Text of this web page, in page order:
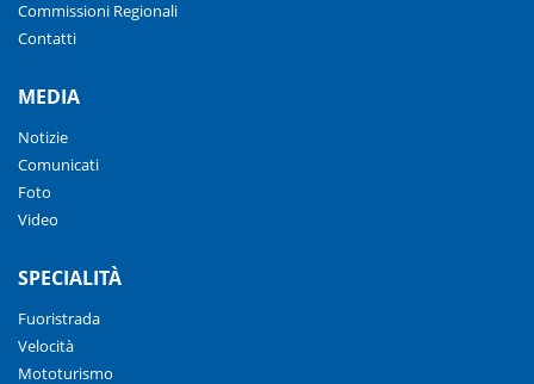
Commissioni Regionali
Contatti
MEDIA
Notizie
Comunicati
Foto
Video
SPECIALITÀ
Fuoristrada
Velocità
Mototurismo